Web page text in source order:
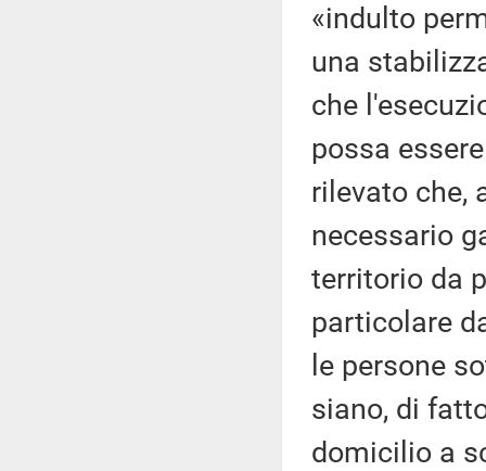
«indulto
una
che
possa
rilevato che,
necessario
territorio da
particolare
le persone
siano, di
domicilio a